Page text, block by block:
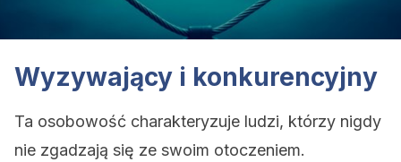
Wyzywający i konkurencyjny
Ta osobowość charakteryzuje ludzi, którzy nigdy
nie zgadzają się ze swoim otoczeniem.